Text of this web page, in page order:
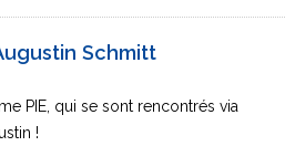
Schmitt
PIE, qui se sont rencontrés via
!